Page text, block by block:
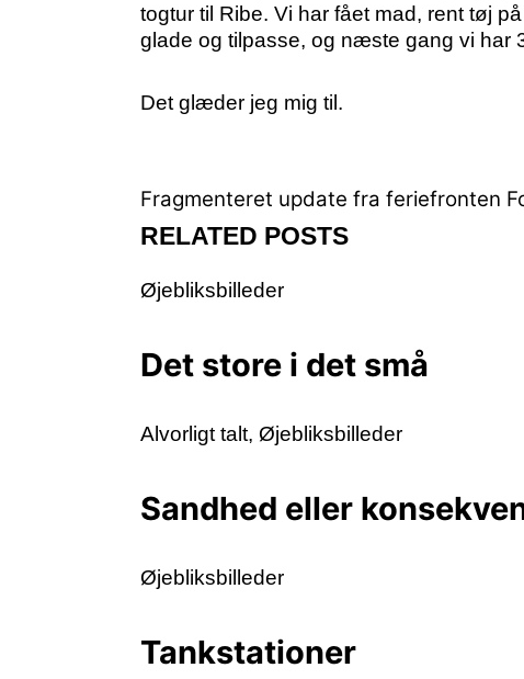
togtur til Ribe. Vi har fået mad, rent tøj
glade og tilpasse, og næste gang vi har
Det glæder jeg mig til.
Fragmenteret update fra feriefronten
RELATED POSTS
Øjebliksbilleder
Det store i det små
Alvorligt talt, Øjebliksbilleder
Sandhed eller
Øjebliksbilleder
Tankstationer